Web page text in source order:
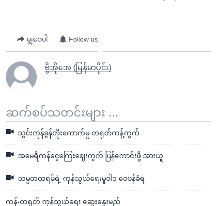
မျှဝေပါ Follow us
ဗွီအိုအေ (မြန်မာပိုင်း)
ဆက်စပ်သတင်းများ ...
သွင်းကုန်ခွန်တိုးကောက်မှု တရုတ်ကန့်ကွက်
အမေရိကန်ငွေကြေးဈေးကွက် ပြန်ကောင်းဖို့ အားယူ
သမ္မတထရမ့်ရဲ့ ကုန်သွယ်ရေးမူဝါဒ ဝေဖန်ခံရ
ကန်-တရုတ် ကုန်သွယ်ရေး ဆွေးနွေးမည်